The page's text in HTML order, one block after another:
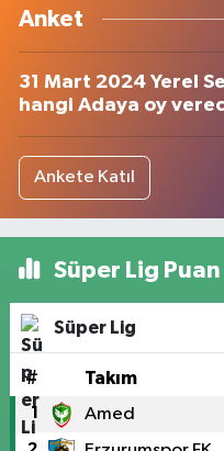
Anket
31 Mart 2024 Yerel
hangi Adaya oy
Ankete Katıl
Süper Lig
Süper Lig
# Takım
1 Amed